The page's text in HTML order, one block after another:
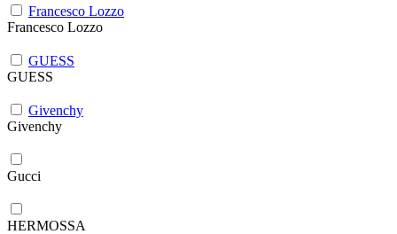
Francesco Lozzo
Francesco Lozzo
GUESS
GUESS
Givenchy
Givenchy
Gucci
HERMOSSA